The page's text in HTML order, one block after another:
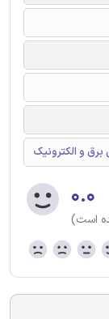
برق و الکترونیک
۰.۰
است)